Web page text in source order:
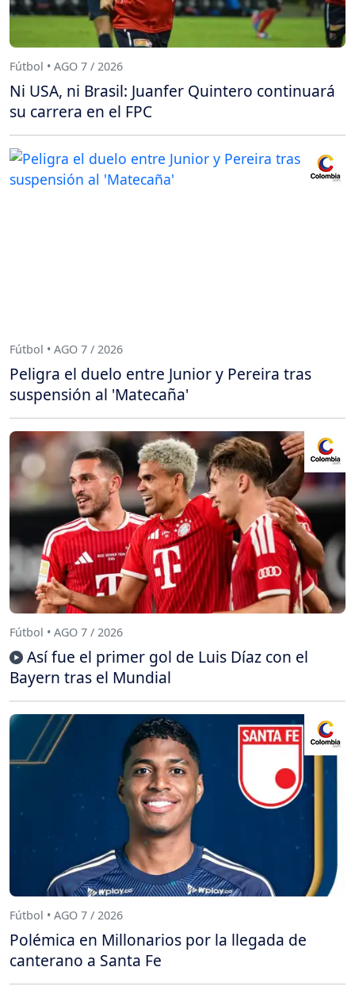
Fútbol • AGO 7 / 2026
Ni USA, ni Brasil: Juanfer Quintero continuará
su carrera en el FPC
Fútbol • AGO 7 / 2026
Peligra el duelo entre Junior y Pereira tras
suspensión al 'Matecaña'
Fútbol • AGO 7 / 2026
Así fue el primer gol de Luis Díaz con el
Bayern tras el Mundial
Fútbol • AGO 7 / 2026
Polémica en Millonarios por la llegada de
canterano a Santa Fe